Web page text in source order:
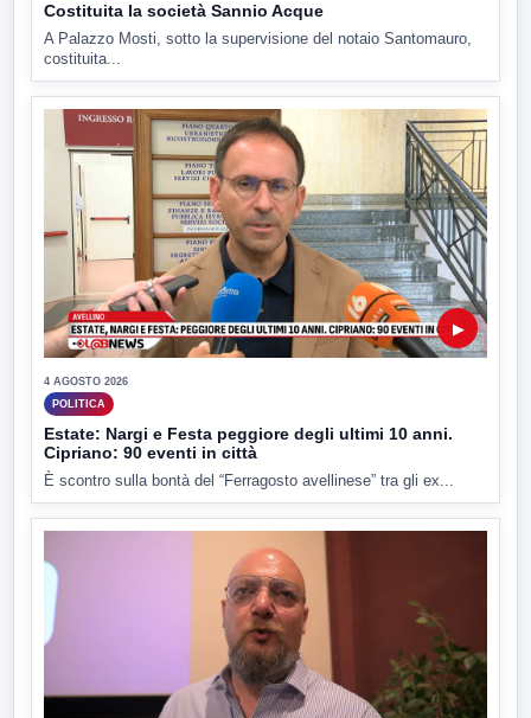
Costituita la società Sannio Acque
A Palazzo Mosti, sotto la supervisione del notaio Santomauro,
costituita...
▶
4 AGOSTO 2026
POLITICA
Estate: Nargi e Festa peggiore degli ultimi 10 anni.
Cipriano: 90 eventi in città
È scontro sulla bontà del “Ferragosto avellinese” tra gli ex...